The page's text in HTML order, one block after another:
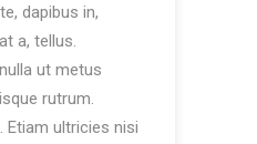
dapibus in,
a, tellus.
ut metus
rutrum.
Etiam ultricies nisi